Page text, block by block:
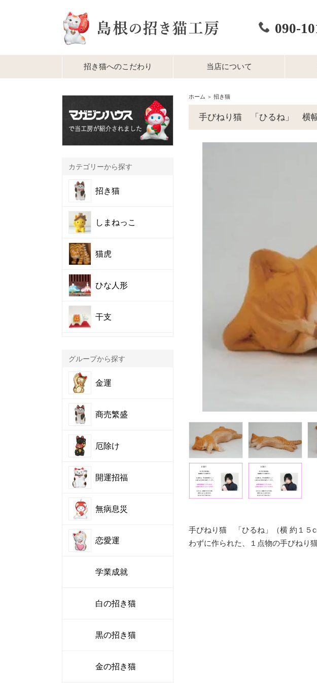
090-
招き猫へのこだわり 当店について
カテゴリーから探す
招き猫
しまねっこ
猫虎
ひな人形
干支
グループから探す
金運
商売繁盛
厄除け
開運招福
無病息災
恋愛運
学業成就
白の招き猫
黒の招き猫
金の招き猫
ホーム ＞ 招き猫
手びねり猫 「ひるね」 横
手びねり猫 「ひるね」（横 約１
わずに作られた、１点物の手びねり猫